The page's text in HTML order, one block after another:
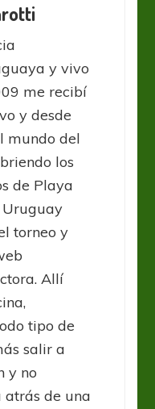
y vivo
me recibí
y desde
mundo del
los
de Playa
Uruguay
torneo y
Allí
tipo de
salir a
y no
de una